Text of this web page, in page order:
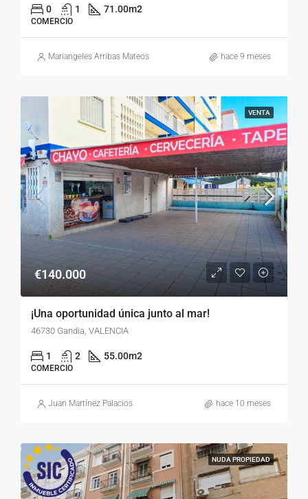
0 1 71.00m2
COMERCIO
Mariangeles Arribas Mateos hace 9 meses
VENTA
€140.000
¡Una oportunidad única junto al mar!
46730 Gandia, VALENCIA
1 2 55.00m2
COMERCIO
Juan Martínez Palacios hace 10 meses
NUDA PROPIEDAD